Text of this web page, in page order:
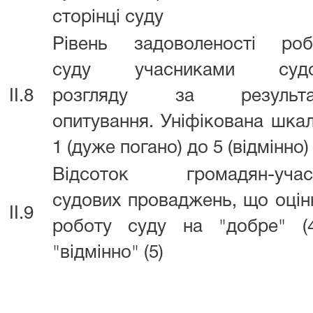
сторінці суду
II.8
Рівень задоволеності
суду учасниками
розгляду за
опитування. Уніфікована
1 (дуже погано) до 5 (відмінно)
II.9
Відсоток громадян-
судових проваджень, що
роботу суду на "добре"
"відмінно" (5)